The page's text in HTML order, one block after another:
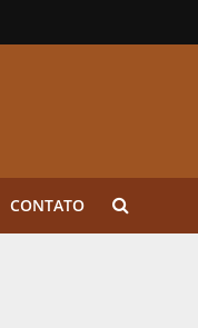
CONTATO